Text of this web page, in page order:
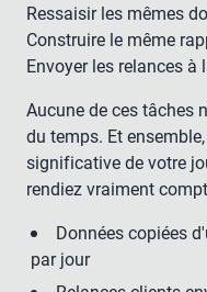
Ressaisir les mêmes
Construire le même
Envoyer les relances à
Aucune de ces tâches
du temps. Et
significative de votre
rendiez vraiment
Données copiées
par jour